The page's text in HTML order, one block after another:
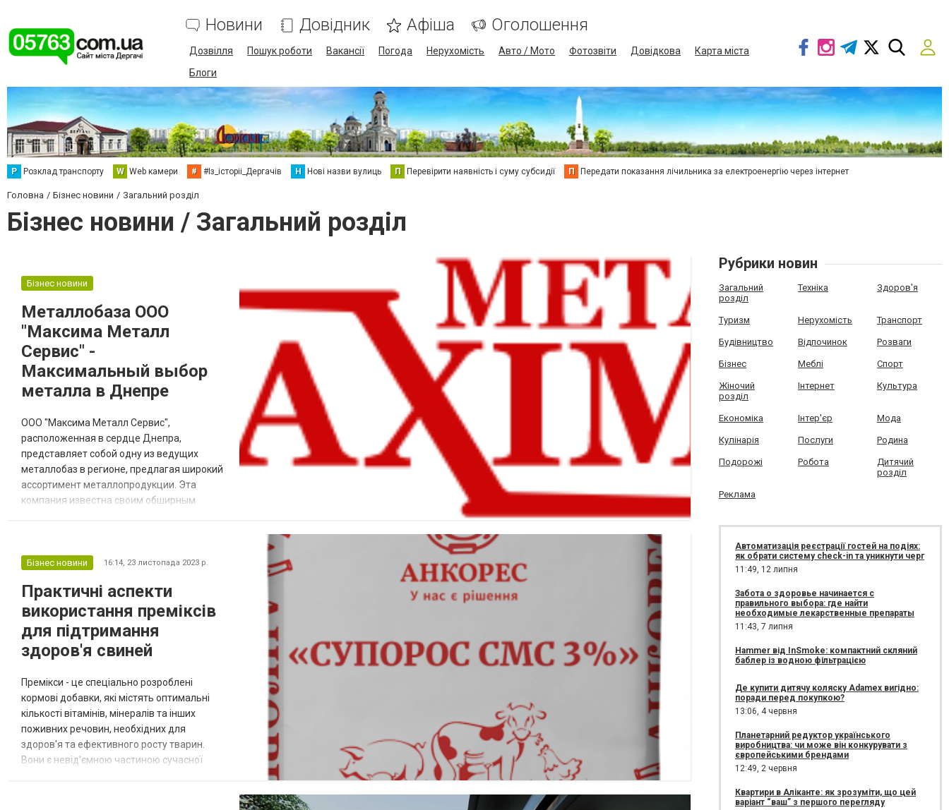
Новини Довідник Афіша Оголошення
Дозвілля Пошук роботи Вакансії Погода Нерухомість Авто / Мото Фотозвіти Довідкова
Карта міста
Блоги
Р Розклад транспорту W Web камери # #Із_історіі_Дергачів Н Нові назви вулиць П Перевірити наявність і суму субсидії П Передати показання лічильника за електроенергію через інтернет
Головна Бізнес новини Загальний розділ
Бізнес новини / Загальний розділ
Бізнес новини
Металлобаза ООО
"Максима Металл
Сервис" -
Максимальный выбор
металла в Днепре
ООО "Максима Металл Сервис",
расположенная в сердце Днепра,
представляет собой одну из ведущих
металлобаз в регионе, предлагая широкий
ассортимент металлопродукции. Эта
компания известна своим обширным
клиентов. Ассортимент продукции
предлагает широкий спектр
металлических изделий, включая черный
металл, цветные металлы, нержав...
Бізнес новини 16:14, 23 листопада 2023 р.
Практичні аспекти
використання преміксів
для підтримання
здоров'я свиней
Премікси - це спеціально розроблені
кормові добавки, які містять оптимальні
кількості вітамінів, мінералів та інших
поживних речовин, необхідних для
здоров'я та ефективного росту тварин.
Вони є невід'ємною частиною сучасної
Рубрики новин
Загальний
розділ
Техніка Здоров'я
Туризм Нерухомість Транспорт
Будівництво Відпочинок Розваги
Бізнес Меблі Спорт
Жіночий
розділ
Інтернет Культура
Економіка Інтер'єр Мода
Кулінарія Послуги Родина
Подорожі Робота
Дитячий
розділ
Реклама
Автоматизація реєстрації гостей на подіях:
як обрати систему check-in та уникнути черг
11:49, 12 липня
Забота о здоровье начинается с
правильного выбора: где найти
необходимые лекарственные препараты
11:43, 7 липня
Hammer від InSmoke: компактний скляний
баблер із водною фільтрацією
Де купити дитячу коляску Adamex вигідно:
поради перед покупкою?
13:06, 4 червня
Планетарний редуктор українського
виробництва: чи може він конкурувати з
європейськими брендами
12:49, 2 червня
Квартири в Аліканте: як зрозуміти, що цей
варіант “ваш” з першого перегляду